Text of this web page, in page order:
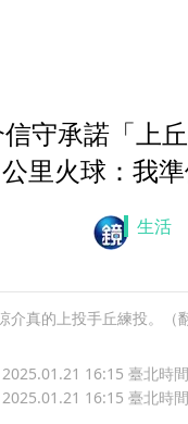
信守承諾「上
公里火球：我
生活
介真的上投手丘練投。（
2025.01.21 16:15 臺北時間
2025.01.21 16:15 臺北時間